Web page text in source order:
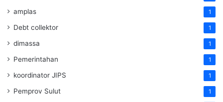
amplas 1
Debt collektor 1
dimassa 1
Pemerintahan 1
koordinator JIPS 1
Pemprov Sulut 1